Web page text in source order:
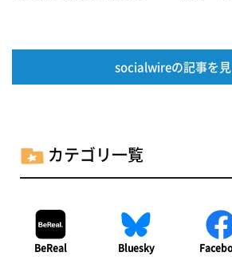
socialwireの記事を
カテゴリ一覧
BeReal Bluesky